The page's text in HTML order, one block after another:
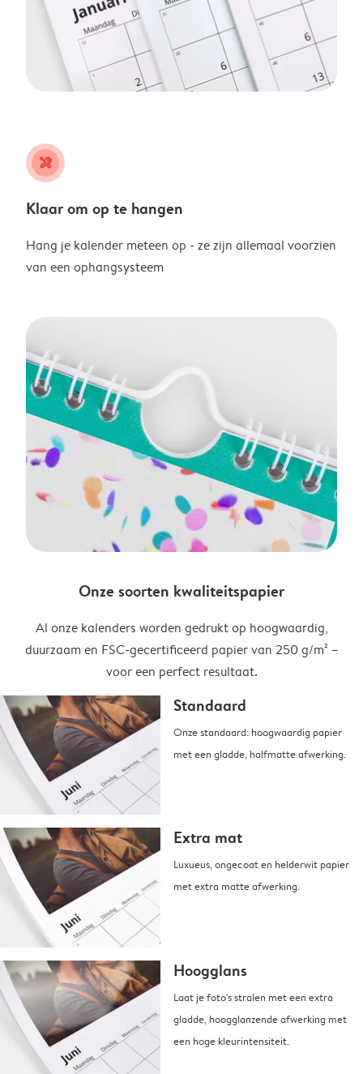
tools
Klaar om op te hangen
Hang je kalender meteen op - ze zijn allemaal voorzien
van een ophangsysteem
Onze soorten kwaliteitspapier
Al onze kalenders worden gedrukt op hoogwaardig,
duurzaam en FSC-gecertificeerd papier van 250 g/m² –
voor een perfect resultaat.
Standaard
Onze standaard: hoogwaardig papier
met een gladde, halfmatte afwerking.
Extra mat
Luxueus, ongecoat en helderwit papier
met extra matte afwerking.
Hoogglans
Laat je foto's stralen met een extra
gladde, hoogglanzende afwerking met
een hoge kleurintensiteit.